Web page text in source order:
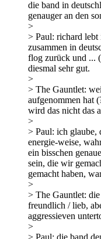
die band in
genauger an den
>
> Paul: richard
zusammen in
flog zurück und ...
diesmal sehr gut.
>
> The Gauntlet:
aufgenommen hat
wird das nicht das
>
> Paul: ich glaube,
energie-weise,
ein bisschen
sein, die wir
gemacht haben,
>
> The Gauntlet:
freundlich / lieb,
aggressieven
>
> Paul: die band